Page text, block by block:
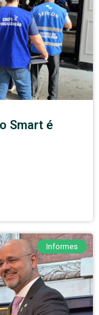
Smart é
Informes